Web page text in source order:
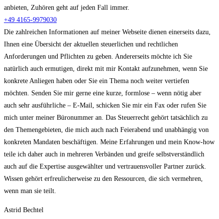
anbieten, Zuhören geht auf jeden Fall immer.
+49 4165-9979030
Die zahlreichen Informationen auf meiner Webseite dienen einerseits dazu,
Ihnen eine Übersicht der aktuellen steuerlichen und rechtlichen
Anforderungen und Pflichten zu geben. Andererseits möchte ich Sie
natürlich auch ermutigen, direkt mit mir Kontakt aufzunehmen, wenn Sie
konkrete Anliegen haben oder Sie ein Thema noch weiter vertiefen
möchten. Senden Sie mir gerne eine kurze, formlose – wenn nötig aber
auch sehr ausführliche – E-Mail, schicken Sie mir ein Fax oder rufen Sie
mich unter meiner Büronummer an. Das Steuerrecht gehört tatsächlich zu
den Themengebieten, die mich auch nach Feierabend und unabhängig von
konkreten Mandaten beschäftigen. Meine Erfahrungen und mein Know-how
teile ich daher auch in mehreren Verbänden und greife selbstverständlich
auch auf die Expertise ausgewählter und vertrauensvoller Partner zurück.
Wissen gehört erfreulicherweise zu den Ressourcen, die sich vermehren,
wenn man sie teilt.
Astrid Bechtel